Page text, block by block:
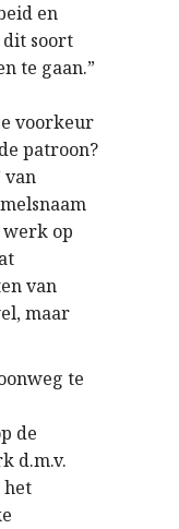
en
soort
te gaan.”
voorkeur
patroon?
van
op
van
maar
te
de
d.m.v.
het